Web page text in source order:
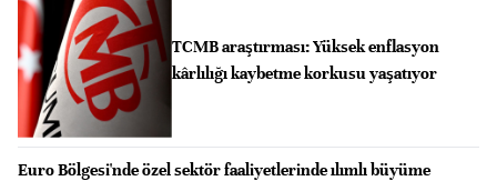
TCMB araştırması: Yüksek enflasyon
kârlılığı kaybetme korkusu yaşatıyor
Euro Bölgesi'nde özel sektör faaliyetlerinde ılımlı büyüme